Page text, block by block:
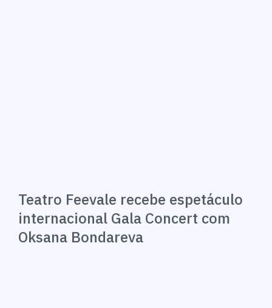
Teatro Feevale recebe espetáculo
internacional Gala Concert com
Oksana Bondareva